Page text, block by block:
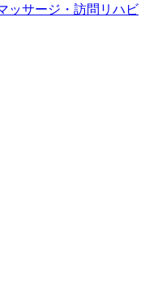
ッサージ・訪問リハビ